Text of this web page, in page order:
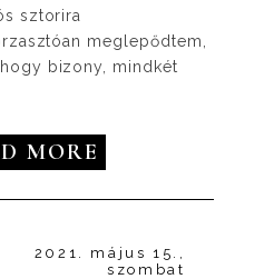
sztorira
meglepődtem,
bizony, mindkét
MORE
2021. május 15.,
szombat